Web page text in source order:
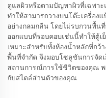
ดูแลผิวหรือตามปัญหาผิวที่เฉพา
ทำให้สามารถวางบนโต๊ะเครื่อง
อย่างกลมกลืน โดยไม่รบกวนพื้น
ออกแบบที่รอบคอบเช่นนี้ทำให้ตู้
เหมาะสำหรับทั้งห้องน้ำหลักที่กว้
พื้นที่จำกัด จึงมอบโซลูชันการจัด
สถานการณ์การใช้ชีวิตของคุณ
กับสไตล์ส่วนตัวของคุณ